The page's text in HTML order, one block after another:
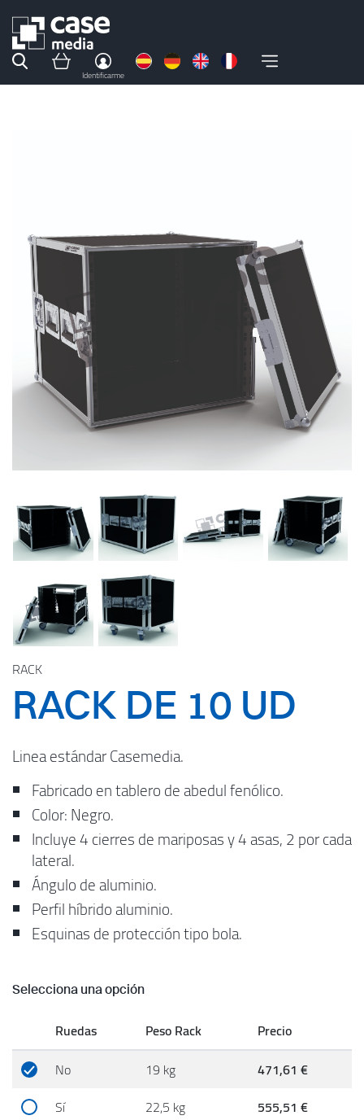
Identificarme
RACK
RACK DE 10 UD
Linea estándar Casemedia.
Fabricado en tablero de abedul fenólico.
Color: Negro.
Incluye 4 cierres de mariposas y 4 asas, 2 por cada
lateral.
Ángulo de aluminio.
Perfil híbrido aluminio.
Esquinas de protección tipo bola.
Selecciona una opción
Ruedas Peso Rack
Precio
No
19 kg
471,61 €
Sí
22,5 kg 555,51 €